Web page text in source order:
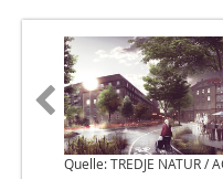
Quelle: TREDJE NATUR /